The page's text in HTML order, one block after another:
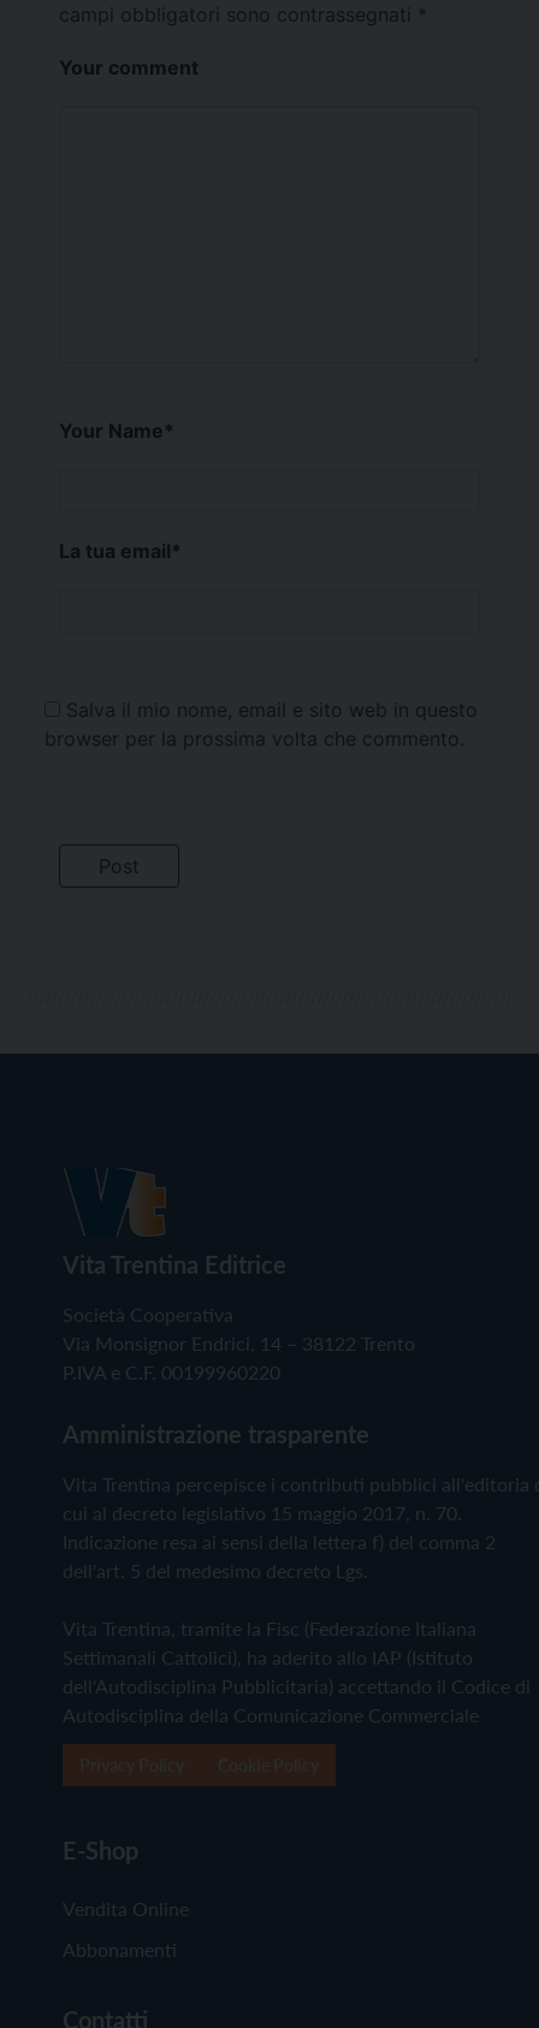
campi obbligatori sono contrassegnati *
Your comment
Your Name*
La tua email*
Salva il mio nome, email e sito web in questo
browser per la prossima volta che commento.
Vita Trentina Editrice
Società Cooperativa
Via Monsignor Endrici, 14 – 38122 Trento
P.IVA e C.F. 00199960220
Amministrazione trasparente
Vita Trentina percepisce i contributi pubblici all'editoria
cui al decreto legislativo 15 maggio 2017, n. 70.
Indicazione resa ai sensi della lettera f) del comma 2
dell'art. 5 del medesimo decreto Lgs.
Vita Trentina, tramite la Fisc (Federazione Italiana
Settimanali Cattolici), ha aderito allo IAP (Istituto
dell'Autodisciplina Pubblicitaria) accettando il Codice di
Autodisciplina della Comunicazione Commerciale
E-Shop
Vendita Online
Abbonamenti
Contatti